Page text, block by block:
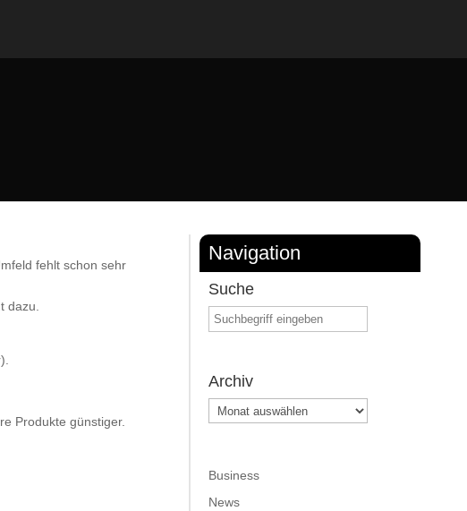
fehlt schon sehr
dazu.
Produkte günstiger.
Navigation
Suche
Archiv
Archiv
Business
News